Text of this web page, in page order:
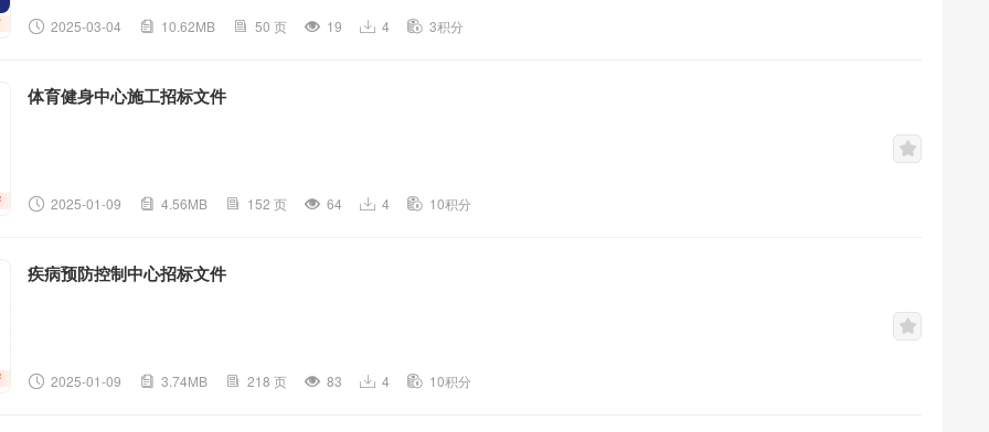
2025-03-04 10.62MB 50 页 19 4 3积分
体育健身中心施工招标文件
2025-01-09 4.56MB 152 页 64 4 10积分
疾病预防控制中心招标文件
2025-01-09 3.74MB 218 页 83 4 10积分